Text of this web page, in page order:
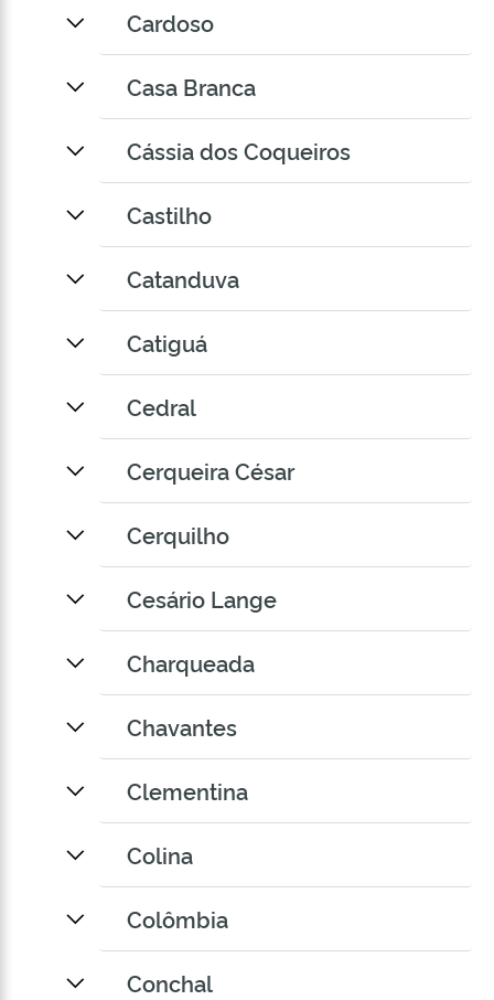
Cardoso
Casa Branca
Cássia dos Coqueiros
Castilho
Catanduva
Catiguá
Cedral
Cerqueira César
Cerquilho
Cesário Lange
Charqueada
Chavantes
Clementina
Colina
Colômbia
Conchal